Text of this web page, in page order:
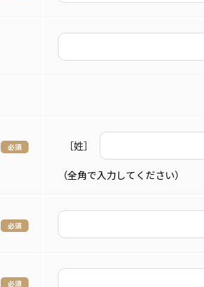
［姓］
（全角で入力してください）